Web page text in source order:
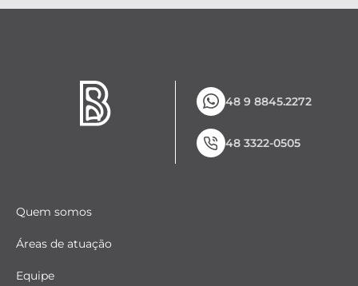
48 9 8845.2272
48 3322-0505
Quem somos
Áreas de atuação
Equipe